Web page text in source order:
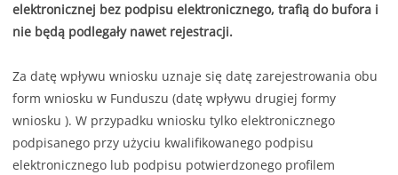
elektronicznej bez podpisu elektronicznego, trafią do bufora i
nie będą podlegały nawet rejestracji.
Za datę wpływu wniosku uznaje się datę zarejestrowania obu
form wniosku w Funduszu (datę wpływu drugiej formy
wniosku ). W przypadku wniosku tylko elektronicznego
podpisanego przy użyciu kwalifikowanego podpisu
elektronicznego lub podpisu potwierdzonego profilem